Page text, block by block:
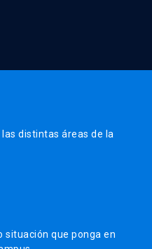
distintas áreas de la
situación que ponga en